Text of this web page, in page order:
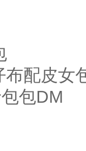
布配皮
包DM